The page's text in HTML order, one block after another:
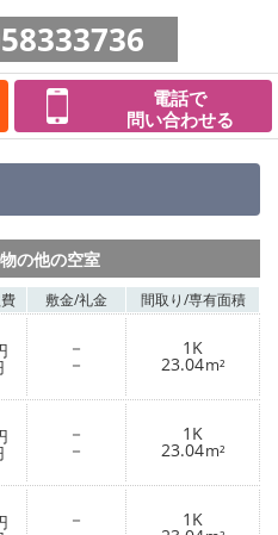
電話で
問い合わせる
の他の空室
敷金/礼金 間取り/専有面積
－
－
1K
23.04m²
－
－
1K
23.04m²
－ 1K